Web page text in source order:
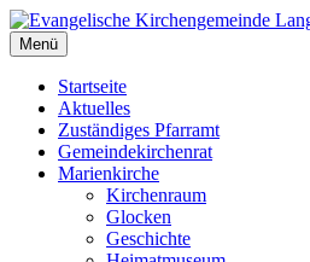
Zum
Inhalt
springen
Evangelische Kirchengemeinde Langeln
Evangelische Kirchengemeinde Langeln
Menü
Startseite
Aktuelles
Zuständiges Pfarramt
Gemeindekirchenrat
Marienkirche
Kirchenraum
Glocken
Geschichte